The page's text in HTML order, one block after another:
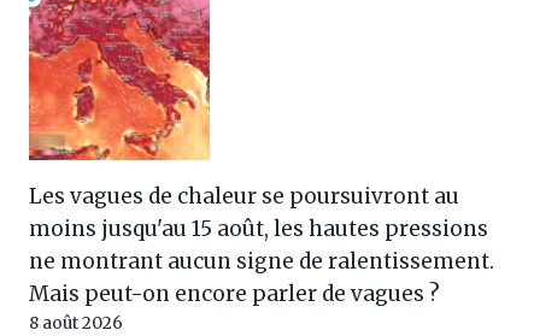
Les vagues de chaleur se poursuivront au
moins jusqu'au 15 août, les hautes pressions
ne montrant aucun signe de ralentissement.
Mais peut-on encore parler de vagues ?
8 août 2026